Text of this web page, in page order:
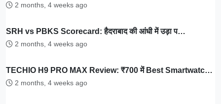
2 months, 4 weeks ago
SRH vs PBKS Scorecard: हैदराबाद की आंधी में उड़ा प…
2 months, 4 weeks ago
TECHIO H9 PRO MAX Review: ₹700 में Best Smartwatc…
2 months, 4 weeks ago